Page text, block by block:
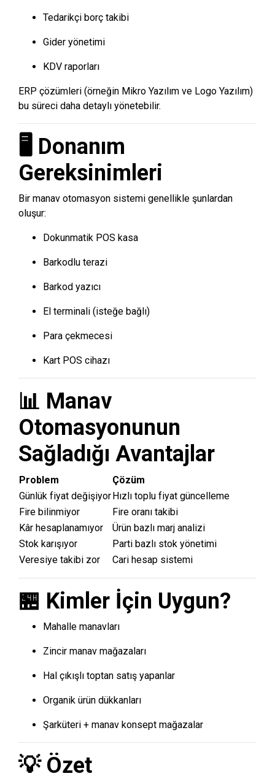
Tedarikçi borç takibi
Gider yönetimi
KDV raporları
ERP çözümleri (örneğin Mikro Yazılım ve Logo Yazılım)
bu süreci daha detaylı yönetebilir.
🖥 Donanım
Gereksinimleri
Bir manav otomasyon sistemi genellikle şunlardan
oluşur:
Dokunmatik POS kasa
Barkodlu terazi
Barkod yazıcı
El terminali (isteğe bağlı)
Para çekmecesi
Kart POS cihazı
📊 Manav
Otomasyonunun
Sağladığı Avantajlar
Problem
Çözüm
Günlük fiyat değişiyorHızlı toplu fiyat güncelleme
Fire bilinmiyor
Fire oranı takibi
Kâr hesaplanamıyor
Ürün bazlı marj analizi
Stok karışıyor
Parti bazlı stok yönetimi
Veresiye takibi zor
Cari hesap sistemi
🏪 Kimler İçin Uygun?
Mahalle manavları
Zincir manav mağazaları
Hal çıkışlı toptan satış yapanlar
Organik ürün dükkanları
Şarküteri + manav konsept mağazalar
💡 Özet